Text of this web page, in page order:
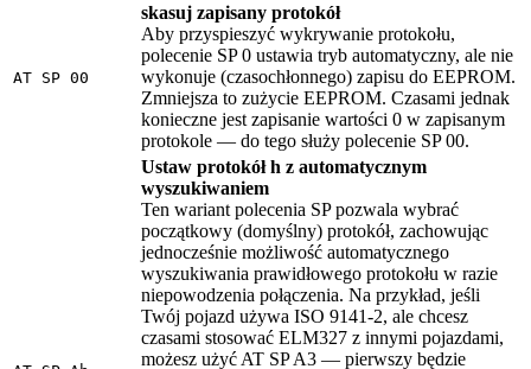
AT SP 00
skasuj zapisany protokół
Aby przyspieszyć wykrywanie protokołu,
polecenie SP 0 ustawia tryb automatyczny, ale nie
wykonuje (czasochłonnego) zapisu do EEPROM.
Zmniejsza to zużycie EEPROM. Czasami jednak
konieczne jest zapisanie wartości 0 w zapisanym
protokole — do tego służy polecenie SP 00.
Ustaw protokół h z automatycznym
wyszukiwaniem
Ten wariant polecenia SP pozwala wybrać
początkowy (domyślny) protokół, zachowując
jednocześnie możliwość automatycznego
wyszukiwania prawidłowego protokołu w razie
niepowodzenia połączenia. Na przykład, jeśli
Twój pojazd używa ISO 9141-2, ale chcesz
czasami stosować ELM327 z innymi pojazdami,
możesz użyć AT SP A3 — pierwszy będzie